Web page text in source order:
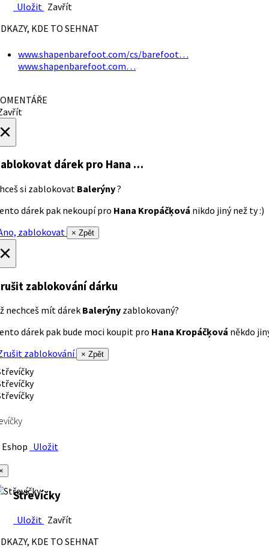
Uložit Zavřít
KDE TO SEHNAT
www.shapenbarefoot.com/cs/barefoot…
www.shapenbarefoot.com…
dárek pro Hana …
si zablokovat Balerýny?
dárek pak nekoupí pro Hana Kropáčķová nikdo jiný než ty :)
zablokovat
× Zpět
zablokování dárku
nechceš mít dárek Balerýny zablokovaný?
dárek pak bude moci koupit pro Hana Kropáčķová někdo
zablokování
× Zpět
Uložit
Střevíčky
Uložit Zavřít
KDE TO SEHNAT